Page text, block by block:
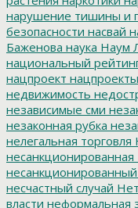
нарушение тишины и
безопасности насвай
Баженова наука Наум
национальный
нацпроект нацпроекты
недвижимость
независимые сми
незаконная рубка
нелегальная торговля
несчастный случай
власти неформальная